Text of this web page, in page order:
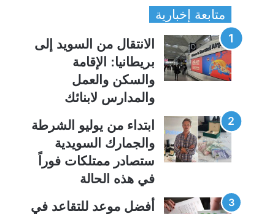
ا
ل
س
ا
ل
ت
ا
ة
متابعة إخبارية
الانتقال من السويد إلى
بريطانيا: الإقامة
والسكن والعمل
والمدارس لابنائك
ابتداء من يوليو الشرطة
والجمارك السويدية
ستصادر ممتلكات فوراً
في هذه الحالة
أفضل موعد للتقاعد في